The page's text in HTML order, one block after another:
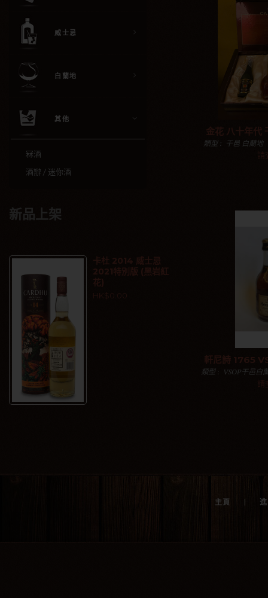
威士忌
白蘭地
其他
冧酒
酒辦 / 迷你酒
新品上架
卡杜 2014 威士忌
2021特別版 (黑岩紅
花)
HK$0.00
金花 八十年代
類型 : 干邑 白蘭地
軒尼詩 1765
類型 : VSOP干邑白
主頁 |